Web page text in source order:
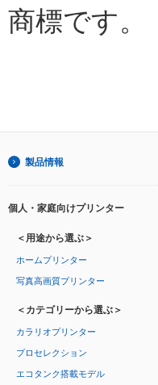
商標です。
製品情報
個人・家庭向けプリンター
＜用途から選ぶ＞
ホームプリンター
写真高画質プリンター
＜カテゴリーから選ぶ＞
カラリオプリンター
プロセレクション
エコタンク搭載モデル